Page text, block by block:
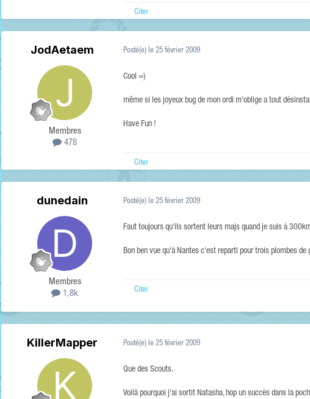
Citer
JodAetaem
Membres
478
Posté(e) le 25 février 2009
Cool =)
même si les joyeux bug de mon ordi m'oblige a tout
Have Fun !
Citer
dunedain
Membres
1,8k
Posté(e) le 25 février 2009
Faut toujours qu'ils sortent leurs majs quand je suis à
Bon ben vue qu'à Nantes c'est reparti pour trois plombes
Citer
KillerMapper Posté(e) le 25 février 2009
Que des Scouts.
Voilà pourquoi j'ai sortit Natasha, hop un succès dans la